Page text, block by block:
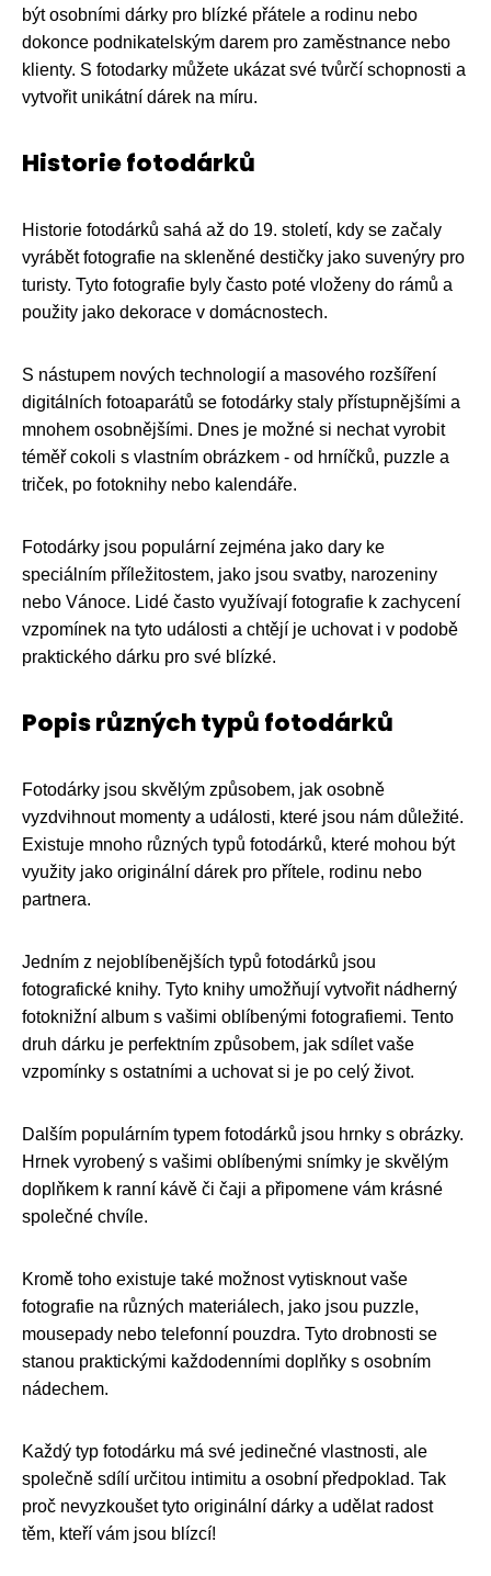
být osobními dárky pro blízké přátele a rodinu nebo
dokonce podnikatelským darem pro zaměstnance nebo
klienty. S fotodarky můžete ukázat své tvůrčí schopnosti a
vytvořit unikátní dárek na míru.
Historie fotodárků
Historie fotodárků sahá až do 19. století, kdy se začaly
vyrábět fotografie na skleněné destičky jako suvenýry pro
turisty. Tyto fotografie byly často poté vloženy do rámů a
použity jako dekorace v domácnostech.
S nástupem nových technologií a masového rozšíření
digitálních fotoaparátů se fotodárky staly přístupnějšími a
mnohem osobnějšími. Dnes je možné si nechat vyrobit
téměř cokoli s vlastním obrázkem - od hrníčků, puzzle a
triček, po fotoknihy nebo kalendáře.
Fotodárky jsou populární zejména jako dary ke
speciálním příležitostem, jako jsou svatby, narozeniny
nebo Vánoce. Lidé často využívají fotografie k zachycení
vzpomínek na tyto události a chtějí je uchovat i v podobě
praktického dárku pro své blízké.
Popis různých typů fotodárků
Fotodárky jsou skvělým způsobem, jak osobně
vyzdvihnout momenty a události, které jsou nám důležité.
Existuje mnoho různých typů fotodárků, které mohou být
využity jako originální dárek pro přítele, rodinu nebo
partnera.
Jedním z nejoblíbenějších typů fotodárků jsou
fotografické knihy. Tyto knihy umožňují vytvořit nádherný
fotoknižní album s vašimi oblíbenými fotografiemi. Tento
druh dárku je perfektním způsobem, jak sdílet vaše
vzpomínky s ostatními a uchovat si je po celý život.
Dalším populárním typem fotodárků jsou hrnky s obrázky.
Hrnek vyrobený s vašimi oblíbenými snímky je skvělým
doplňkem k ranní kávě či čaji a připomene vám krásné
společné chvíle.
Kromě toho existuje také možnost vytisknout vaše
fotografie na různých materiálech, jako jsou puzzle,
mousepady nebo telefonní pouzdra. Tyto drobnosti se
stanou praktickými každodenními doplňky s osobním
nádechem.
Každý typ fotodárku má své jedinečné vlastnosti, ale
společně sdílí určitou intimitu a osobní předpoklad. Tak
proč nevyzkoušet tyto originální dárky a udělat radost
těm, kteří vám jsou blízcí!